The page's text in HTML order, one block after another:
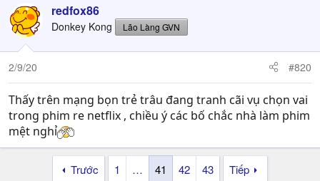
c
t
i
o
n
s
redfox86
Donkey Kong Lão Làng GVN
2/9/20 #820
Thấy trên mạng bọn trẻ trâu đang tranh cãi vụ chọn vai
trong phim re netflix , chiều ý các bố chắc nhà làm phim
mệt nghỉ
Trước 1 … 41 42 43 Tiếp